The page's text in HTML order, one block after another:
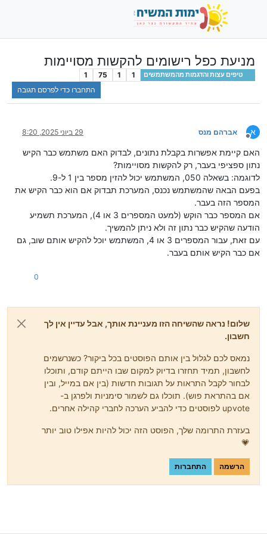
מניעת כפל רישומים להקשות מסויימות
טיפים עצות והדגמות מהמשתמשים 1
1
75
1
התחברו כדי לפרסם תגובה
א
מנותק
אברהם מנס 29 ביוני 2025, 8:20
האם קיימת אפשרות בקבלת נתונים, לבדוק האם משתמש כבר הקיש
נתון ספציפי בעבר, רק להקשות מסויימות?
לדוגמה: בשאלה 050, המשתמש יכול להזין מספר בין 1 ל-9.
בפעם הבאה שהמשתמש נכנס, המערכת תבדוק אם הוא כבר הקיש את
המספר הזה בעבר.
אם המספר כבר הוקש (למעט המספרים 3 או 4), המערכת תשמיע
הודעה שהקיש כבר נתון זה ולא ניתן להמשיך.
עם זאת, עבור המספרים 3 או 4, המשתמש יוכל להקיש אותם שוב, גם
אם כבר הקיש אותם בעבר.
0
שלום! נראה שהשיחה הזו מעניינת אותך, אבל עדיין אין לך
חשבון.
נמאס לכם לגלול בין אותם הפוסטים בכל ביקור? כשנרשמים
לחשבון, תמיד תחזרו בדיוק למקום שבו הייתם קודם, ותוכלו
לבחור לקבל התראות על תגובות חדשות (בין אם במייל, ובין
אם בהתראת פוש). תוכלו גם לשמור סימניות ולפרגן ב-
upvote לפוסטים כדי להביע הערכה לחברי קהילה אחרים.
בעזרת התרומה שלך, הפוסט הזה יכול להיות אפילו טוב יותר
💗
הרשמה התחברות